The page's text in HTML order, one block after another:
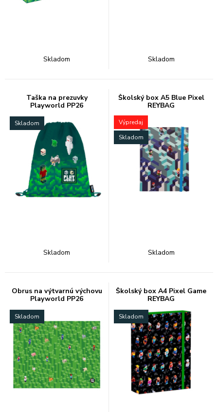
Skladom Skladom
Taška na prezuvky
Playworld PP26
Skladom
Skladom
Školský box A5 Blue Pixel
REYBAG
Výpredaj
Skladom
Skladom
Obrus na výtvarnú výchovu
Playworld PP26
Skladom
Školský box A4 Pixel Game
REYBAG
Skladom